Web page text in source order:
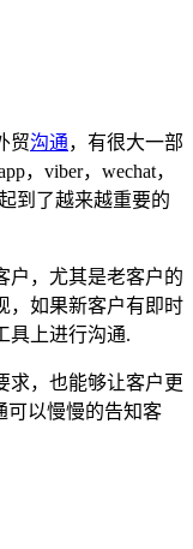
贸沟通，有很大一部
，viber，wechat，
到了越来越重要的
户，尤其是老客户的
，如果新客户有即时
具上进行沟通.
求，也能够让客户更
可以慢慢的告知客